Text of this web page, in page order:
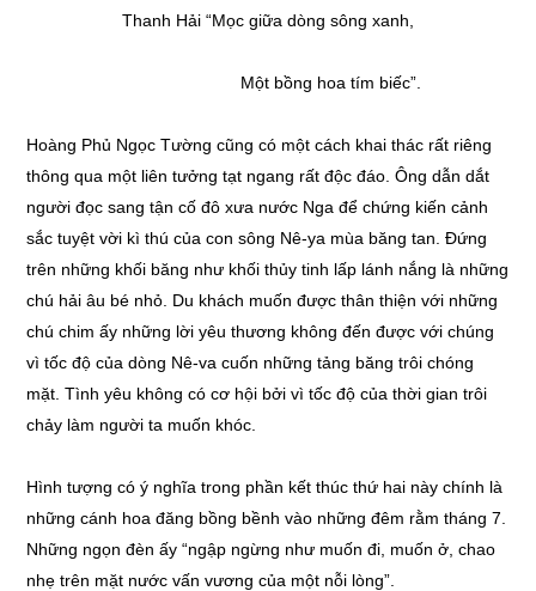
Thanh Hải “Mọc giữa dòng sông xanh,
Một bồng hoa tím biếc”.
Hoàng Phủ Ngọc Tường cũng có một cách khai thác rất riêng
thông qua một liên tưởng tạt ngang rất độc đáo. Ông dẫn dắt
người đọc sang tận cố đô xưa nước Nga để chứng kiến cảnh
sắc tuyệt vời kì thú của con sông Nê-ya mùa băng tan. Đứng
trên những khối băng như khối thủy tinh lấp lánh nắng là những
chú hải âu bé nhỏ. Du khách muốn được thân thiện với những
chú chim ấy những lời yêu thương không đến được với chúng
vì tốc độ của dòng Nê-va cuốn những tảng băng trôi chóng
mặt. Tình yêu không có cơ hội bởi vì tốc độ của thời gian trôi
chảy làm người ta muốn khóc.
Hình tượng có ý nghĩa trong phần kết thúc thứ hai này chính là
những cánh hoa đăng bồng bềnh vào những đêm rằm tháng 7.
Những ngọn đèn ấy “ngập ngừng như muốn đi, muốn ở, chao
nhẹ trên mặt nước vấn vương của một nỗi lòng”.